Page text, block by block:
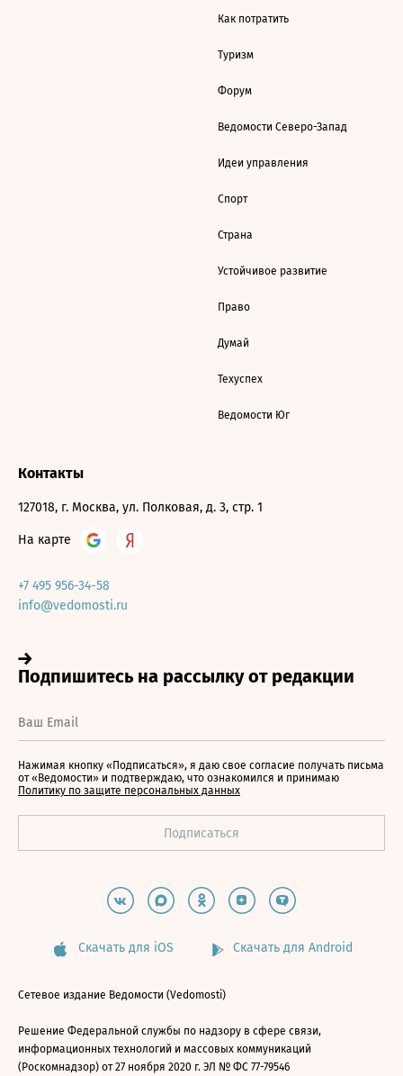
Как потратить
Туризм
Форум
Ведомости Северо-Запад
Идеи управления
Спорт
Страна
Устойчивое развитие
Право
Думай
Техуспех
Ведомости Юг
Контакты
127018, г. Москва, ул. Полковая, д. 3, стр. 1
На карте
+7 495 956-34-58
info@vedomosti.ru
Нажимая кнопку «Подписаться», я даю свое согласие получать письма
от «Ведомости» и подтверждаю, что ознакомился и принимаю
Политику по защите персональных данных
Скачать для iOS Скачать для Android
Сетевое издание Ведомости (Vedomosti)
Решение Федеральной службы по надзору в сфере связи,
информационных технологий и массовых коммуникаций
(Роскомнадзор) от 27 ноября 2020 г. ЭЛ № ФС 77-79546